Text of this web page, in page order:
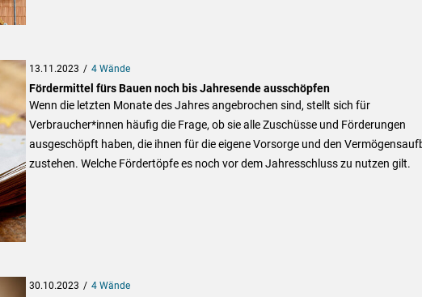
13.11.2023 4 Wände
Fördermittel fürs Bauen noch bis Jahresende ausschöpfen
Wenn die letzten Monate des Jahres angebrochen sind, stellt sich für
Verbraucher*innen häufig die Frage, ob sie alle Zuschüsse und Förderungen
ausgeschöpft haben, die ihnen für die eigene Vorsorge und den
zustehen. Welche Fördertöpfe es noch vor dem Jahresschluss zu nutzen gilt.
30.10.2023 4 Wände